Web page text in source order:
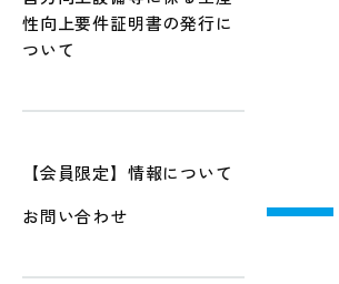
性向上要件証明書の発行に
ついて
【会員限定】情報について
お問い合わせ